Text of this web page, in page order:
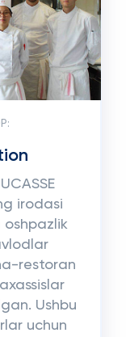
irodasi
oshpazlik
restoran
Ushbu
uchun